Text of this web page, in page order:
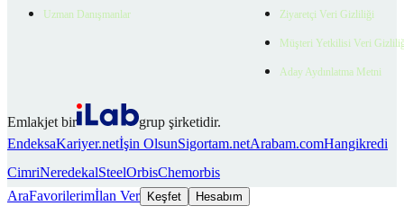
Uzman Danışmanlar Ziyaretçi Veri Gizliliği
Müşteri Yetkilisi Veri
Aday Aydınlatma Metni
Emlakjet bir
grup şirketidir.
EndeksaKariyer.netİşin OlsunSigortam.netArabam.comHangikredi
CimriNeredekalSteelOrbisChemorbis
AraFavorilerimİlan Ver Keşfet Hesabım